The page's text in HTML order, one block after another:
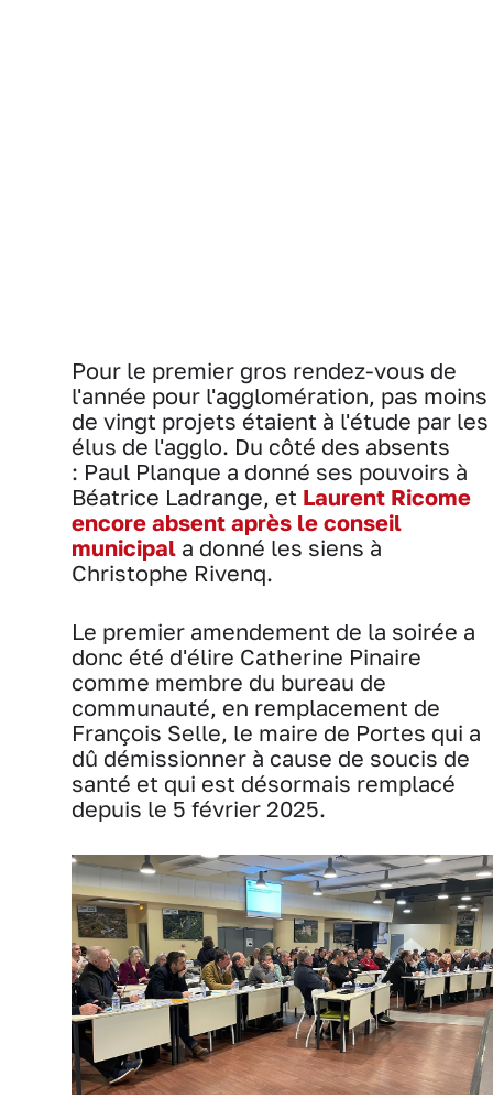
Pour le premier gros rendez-vous de
l'année pour l'agglomération, pas moins
de vingt projets étaient à l'étude par les
élus de l'agglo. Du côté des absents
: Paul Planque a donné ses pouvoirs à
Béatrice Ladrange, et Laurent Ricome
encore absent après le conseil
municipal a donné les siens à
Christophe Rivenq.
Le premier amendement de la soirée a
donc été d'élire Catherine Pinaire
comme membre du bureau de
communauté, en remplacement de
François Selle, le maire de Portes qui a
dû démissionner à cause de soucis de
santé et qui est désormais remplacé
depuis le 5 février 2025.